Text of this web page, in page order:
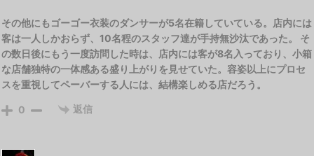
その他にもゴーゴー衣装のダンサーが5名在籍していている。店内には
客は一人しかおらず、10名程のスタッフ達が手持無沙汰であった。 そ
の数日後にもう一度訪問した時は、店内には客が8名入っており、小箱
な店舗独特の一体感ある盛り上がりを見せていた。容姿以上にプロセ
スを重視してペーバーする人には、結構楽しめる店だろう。
0 返信